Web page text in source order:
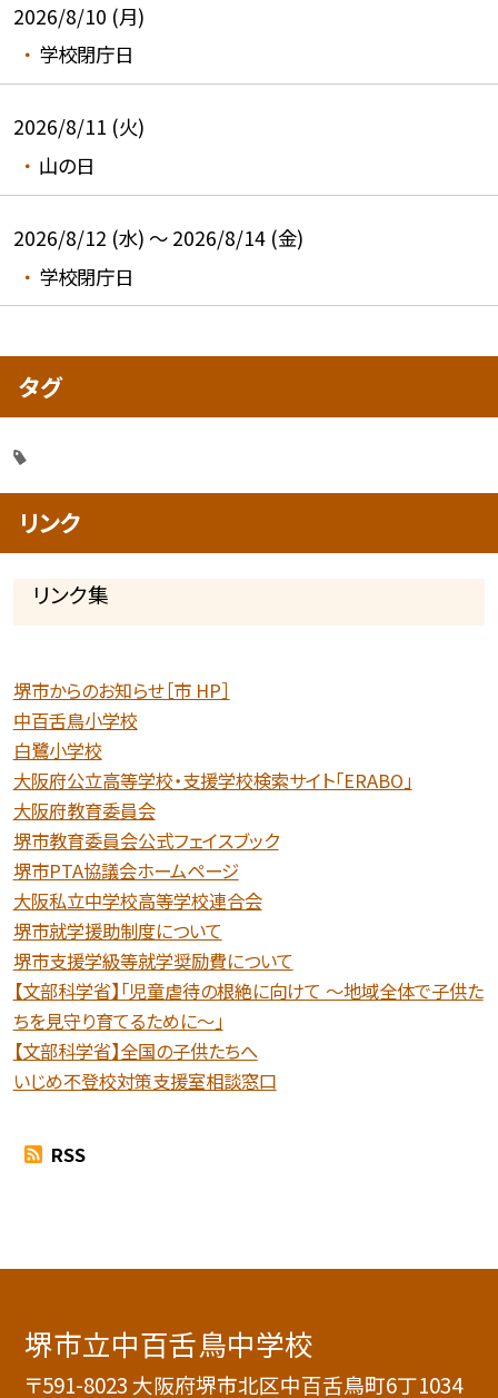
2026/8/10 (月)
学校閉庁日
2026/8/11 (火)
山の日
2026/8/12 (水) ～ 2026/8/14 (金)
学校閉庁日
タグ
リンク
リンク集
堺市からのお知らせ［市 HP］
中百舌鳥小学校
白鷺小学校
大阪府公立高等学校・支援学校検索サイト「ERABO」
大阪府教育委員会
堺市教育委員会公式フェイスブック
堺市PTA協議会ホームページ
大阪私立中学校高等学校連合会
堺市就学援助制度について
堺市支援学級等就学奨励費について
【文部科学省】「児童虐待の根絶に向けて 〜地域全体で子供た
ちを見守り育てるために〜」
【文部科学省】全国の子供たちへ
いじめ不登校対策支援室相談窓口
RSS
堺市立中百舌鳥中学校
〒591-8023 大阪府堺市北区中百舌鳥町6丁1034